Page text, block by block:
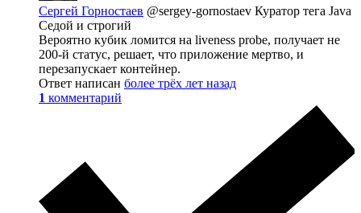
Сергей Горностаев @sergey-gornostaev Куратор тега Java
Седой и строгий
Вероятно кубик ломится на liveness probe, получает не
200-й статус, решает, что приложение мертво, и
перезапускает контейнер.
Ответ написан более трёх лет назад
1 комментарий